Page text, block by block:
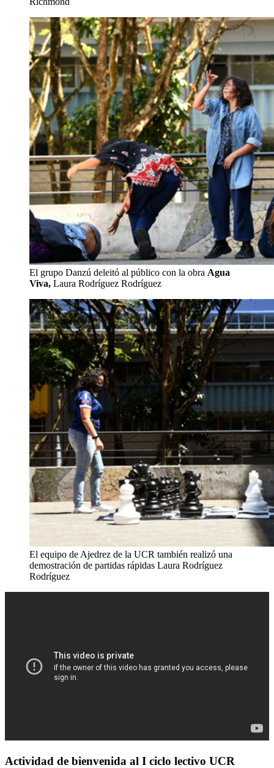
El grupo Danzú deleitó al público con la obra Agua
Viva, Laura Rodríguez Rodríguez
El equipo de Ajedrez de la UCR también realizó una
demostración de partidas rápidas Laura Rodríguez
Rodríguez
Actividad de bienvenida al I ciclo lectivo UCR